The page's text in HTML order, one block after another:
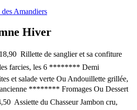
Amandiers
Hiver
 Rillette de sanglier et sa confiture
farcies, les 6 ******** Demi
et salade verte Ou Andouillette grillée,
******** Fromages Ou Dessert
 Assiette du Chasseur Jambon cru,